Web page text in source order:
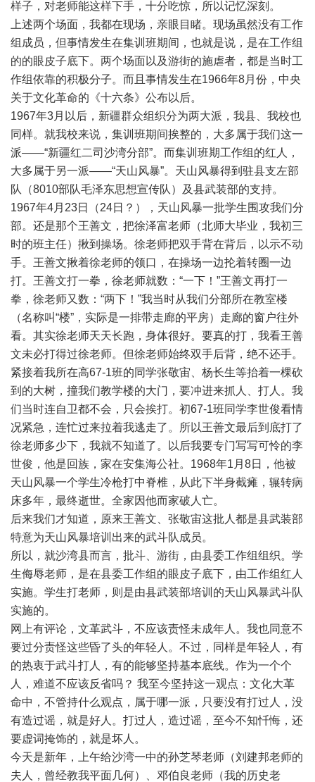
样子，对老师能这样下手，十分吃惊，所以记忆深刻。
上述两个场面，我都在现场，亲眼目睹。现场虽然没有工作
组成员，但事情发生在集训班期间，也就是说，是在工作组
的的眼皮子底下。两个场面以及游街的施虐者，都是当时工
作组依靠的积极分子。而且事情发生在1966年8月份，中央
关于文化革命的《十六条》公布以后。
1967年3月以后，新疆群众组织分为两大派，我县、我校也
同样。就我校来说，集训班期间挨整的，大多属于我们这一
派——“新疆红二司沙湾分部”。而集训班期工作组的红人，
大多属于另一派——“天山风暴”。天山风暴得到驻县支左部
队（8010部队毛泽东思想宣传队）及县武装部的支持。
1967年4月23日（24日？），天山风暴一批学生围攻我们分
部。还是那个王善文，把徐泽富老师（北师大毕业，我初三
时的班主任）揪到操场。徐老师把双手背在背后，以示不动
手。王善文揪着徐老师的领口，在操场一边抡着转圈一边
打。王善文打一拳，徐老师就数：“一下！”王善文再打一
拳，徐老师又数：“两下！”我当时从我们分部所在教室楼
（名称叫“楼”，实际是一排带走廊的平房）走廊的窗户往外
看。其实徐老师天天长跑，身体很好。要真的打，我看王善
文未必打得过徐老师。但徐老师始终双手后背，绝不还手。
紧接着我所在高67-1班的同学张敬宙、杨长生等抬着一棵砍
到的大树，撞我们教学楼的大门，要冲进来抓人、打人。我
们当时连自卫都不会，只会挨打。初67-1班同学李世俊看情
况紧急，连忙过来拉着我逃走了。所以王善文最后到底打了
徐老师多少下，我就不知道了。以后我要专门写写可怜的李
世俊，他是回族，家在安集海公社。1968年1月8日，他被
天山风暴一个学生冷枪打中脊椎，从此下半身截瘫，辗转病
床多年，最终逝世。全家因他而家破人亡。
后来我们才知道，原来王善文、张敬宙这批人都是县武装部
特意为天山风暴培训出来的武斗队成员。
所以，就沙湾县而言，批斗、游街，由县委工作组组织。学
生侮辱老师，是在县委工作组的眼皮子底下，由工作组红人
实施。学生打老师，则是由县武装部培训的天山风暴武斗队
实施的。
网上有评论，文革武斗，不应该责怪未成年人。我也同意不
要过分责怪这些昏了头的年轻人。不过，同样是年轻人，有
的热衷于武斗打人，有的能够坚持基本底线。作为一个个
人，难道不应该反省吗？ 我至今坚持这一观点：文化大革
命中，不管持什么观点，属于哪一派，只要没有打过人，没
有造过谣，就是好人。打过人，造过谣，至今不知忏悔，还
要虚词掩饰的，就是坏人。
今天是新年，上午给沙湾一中的孙芝琴老师（刘建邦老师的
夫人，曾经教我平面几何）、邓伯良老师（我的历史老